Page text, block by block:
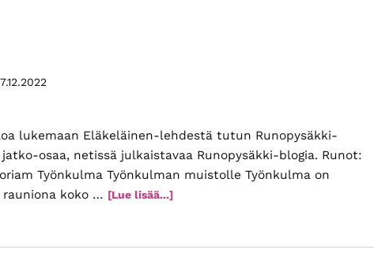
7.12.2022
lukemaan Eläkeläinen-lehdestä tutun Runopysäkki-
osaa, netissä julkaistavaa Runopysäkki-blogia. Runot:
Työnkulma Työnkulman muistolle Työnkulma on
koko … [Lue lisää...]tietoaTuho